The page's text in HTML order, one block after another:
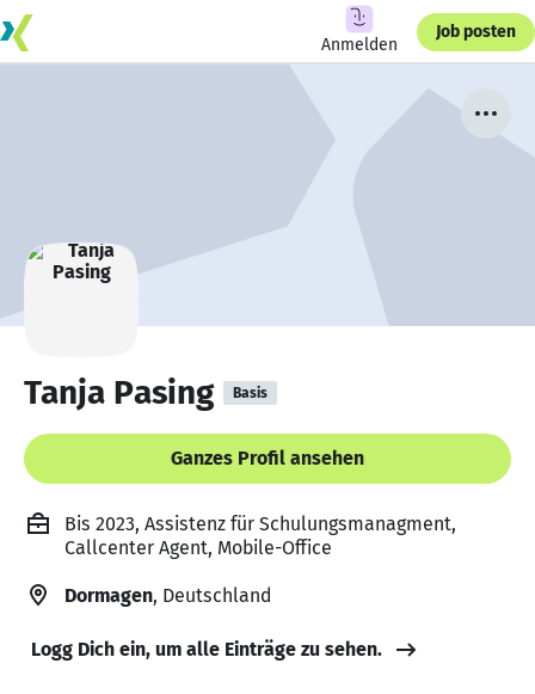
Anmelden
Job posten
Tanja Pasing Basis
Ganzes Profil ansehen
Bis 2023, Assistenz für Schulungsmanagment,
Callcenter Agent, Mobile-Office
Dormagen, Deutschland
Logg Dich ein, um alle Einträge zu sehen.